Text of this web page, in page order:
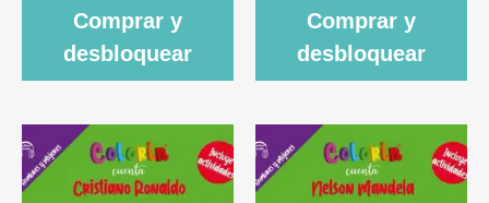
Comprar y
desbloquear
Comprar y
desbloquear